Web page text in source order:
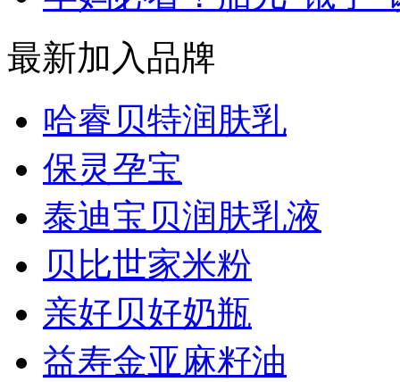
最新加入品牌
哈睿贝特润肤乳
保灵孕宝
泰迪宝贝润肤乳液
贝比世家米粉
亲好贝好奶瓶
益寿金亚麻籽油